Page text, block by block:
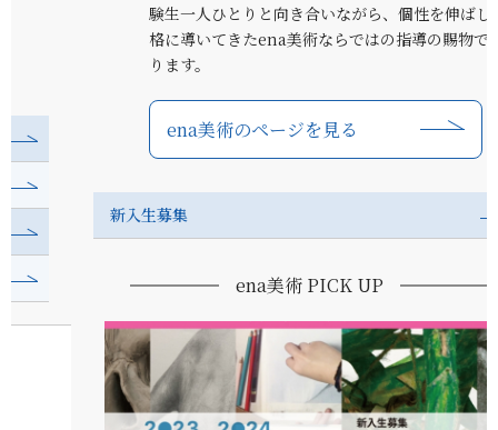
験生一人ひとりと向き合いながら、個性を伸ばし、合
格に導いてきたena美術ならではの指導の賜物でもあ
ena美術のページを見る
新入生募集
ena美術 PICK UP